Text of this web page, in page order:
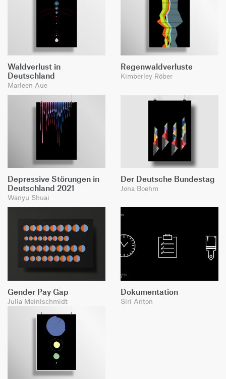
Waldverlust in
Deutschland
Marleen Aue
Regenwaldverluste
Kimberley Röber
Depressive Störungen in
Deutschland 2021
Wanyu Shuai
Der Deutsche Bundestag
Jona Boehm
Gender Pay Gap
Julia Meinlschmidt
Dokumentation
Siri Anton